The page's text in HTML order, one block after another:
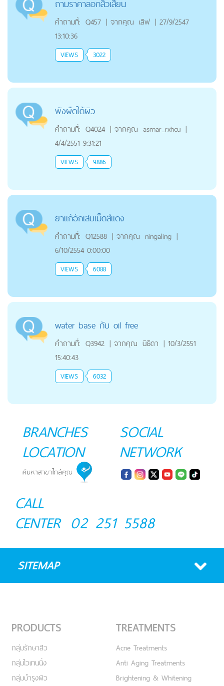
ถามราคาลอกสิวเสี้ยน
คำถามที่: Q457 | จากคุณ เลิฟ | 27/9/2547
13:10:36
VIEWS 3022
พังผืดใต้ผิว
คำถามที่: Q4024 | จากคุณ asmar_rxhcu |
4/4/2551 9:31:21
VIEWS 9886
ยาแก้อักเสบเม็ดสีแดง
คำถามที่: Q12588 | จากคุณ ningaling |
6/10/2554 0:00:00
VIEWS 6088
water base กับ oil free
คำถามที่: Q3942 | จากคุณ นิธิดา | 10/3/2551
15:40:43
VIEWS 6032
BRANCHES
LOCATION
SOCIAL
NETWORK
CALL
CENTER 02 251 5588
SITEMAP
PRODUCTS
กลุ่มรักษาสิว
กลุ่มไวเทนนิ่ง
กลุ่มบำรุงผิว
TREATMENTS
Acne Treatments
Anti Aging Treatments
Brightening & Whitening